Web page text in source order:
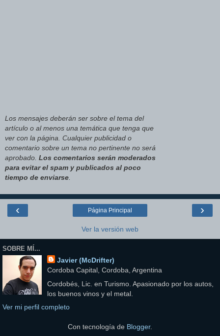
Los mensajes deberán ser sobre el tema del
artículo o al menos una temática que tenga que
ver con la página. Cualquier publicidad o
comentario sobre un tema no pertinente no será
aprobado. Los comentarios serán moderados
para evitar el spam y publicados al poco
tiempo de enviarse
‹ ›
Página Principal
Ver la versión web
SOBRE MÍ...
Javier (McDrifter)
Cordoba Capital, Cordoba, Argentina
Cordobés, Lic. en Turismo. Apasionado por los autos,
los buenos vinos y el metal.
Ver mi perfil completo
Con tecnología de Blogger.